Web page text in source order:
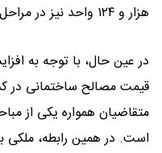
هزار و ۱۲۴ واحد نیز در مراحل پایانی ساخت قرار دارند.
در عین حال، با توجه به
قیمت مصالح ساختمانی در
متقاضیان همواره یکی از
است. در همین رابطه، ملکی